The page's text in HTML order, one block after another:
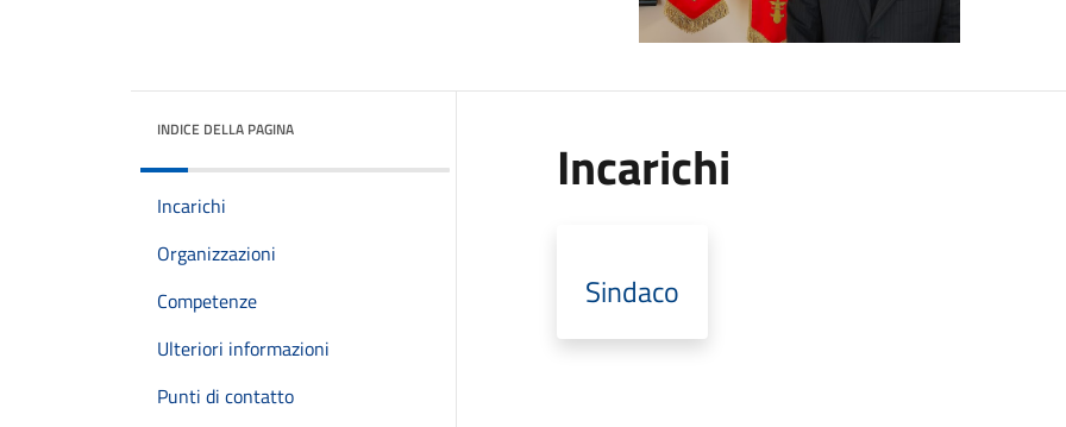
INDICE DELLA PAGINA
Incarichi
Organizzazioni
Competenze
Ulteriori informazioni
Punti di contatto
Incarichi
Sindaco